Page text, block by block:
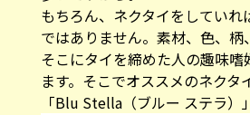
もちろん、ネクタイをしていれ
ではありません。素材、色、柄
そこにタイを締めた人の趣味
ます。そこでオススメのネクタ
「Blu Stella（ブルー ステラ）